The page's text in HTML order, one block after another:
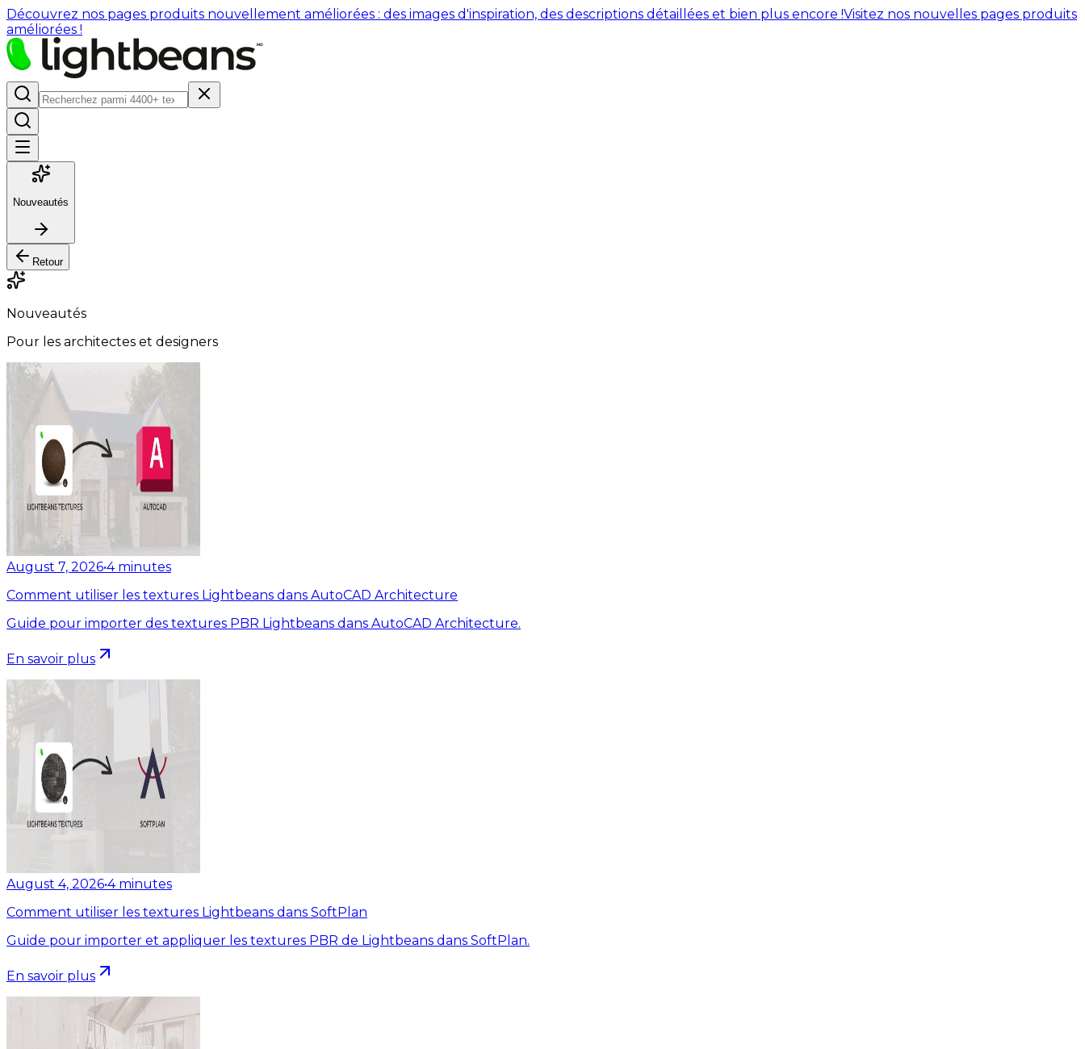
Découvrez nos pages produits nouvellement améliorées : des images d'inspiration, des descriptions détaillées et bien plus encore !Visitez nos nouvelles pages produits
améliorées !
Nouveautés
Retour
Nouveautés
Pour les architectes et designers
August 7, 2026•4 minutes
Comment utiliser les textures Lightbeans dans AutoCAD Architecture
Guide pour importer des textures PBR Lightbeans dans AutoCAD Architecture.
En savoir plus
August 4, 2026•4 minutes
Comment utiliser les textures Lightbeans dans SoftPlan
Guide pour importer et appliquer les textures PBR de Lightbeans dans SoftPlan.
En savoir plus